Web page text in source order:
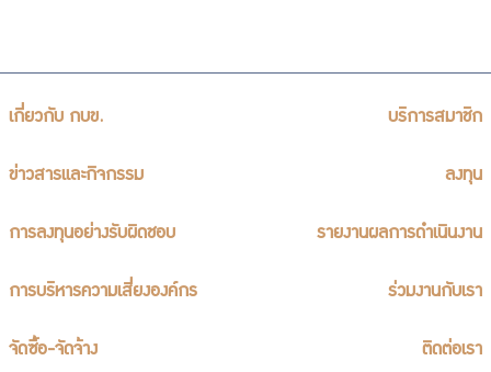
เกี่ยวกับ กบข. บริการสมาชิก
ข่าวสารและกิจกรรม ลงทุน
การลงทุนอย่างรับผิดชอบ รายงานผลการดำเนินงาน
การบริหารความเสี่ยงองค์กร ร่วมงานกับเรา
จัดซื้อ-จัดจ้าง ติดต่อเรา